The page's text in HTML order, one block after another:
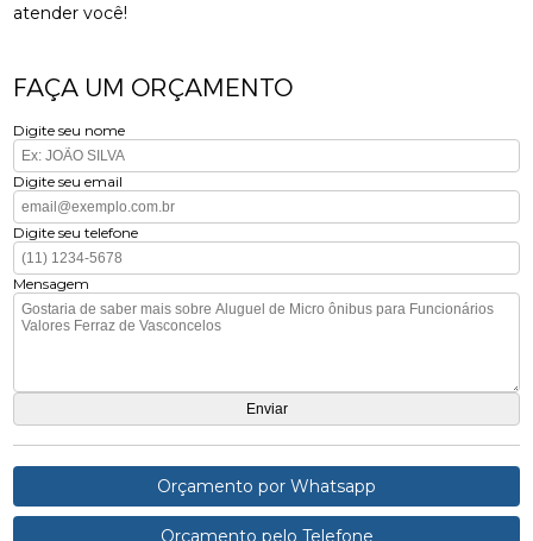
atender você!
FAÇA UM ORÇAMENTO
Digite seu nome
Digite seu email
Digite seu telefone
Mensagem
Orçamento por Whatsapp
Orçamento pelo Telefone